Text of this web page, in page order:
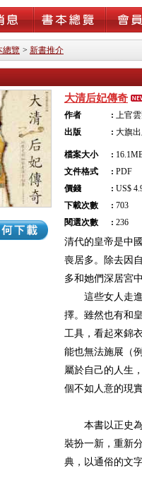
總覽 > 新書推介
大清后妃傳奇
作者 : 上官
出版
: 大旗
檔案大小 :
文件格式
: PDF
價錢
: US$
下載次數
: 703
閱選次數
: 236
清代的皇帝是中
喪居多。除去因
多和她們深居宮
這些女人走進
擇。雖然也有和
工具，看起來錦
能也無法施展（
屬於自己的人生
個不如人意的現
本書以正史為
裝扮一新，重新
典，以通俗的文